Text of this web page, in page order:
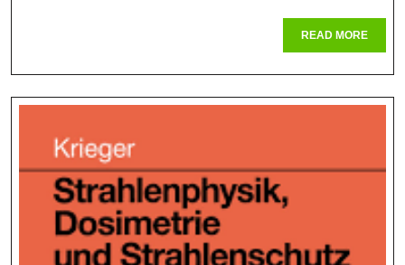
READ MOREREAD
MORE